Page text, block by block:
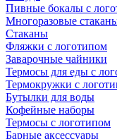
Пивные бокалы с
Многоразовые
Стаканы
Фляжки с логотипом
Заварочные чайники
Термосы для еды с
Термокружки с
Бутылки для воды
Кофейные наборы
Термосы с логотипом
Барные аксессуары